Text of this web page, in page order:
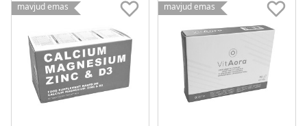
mavjud emas mavjud emas